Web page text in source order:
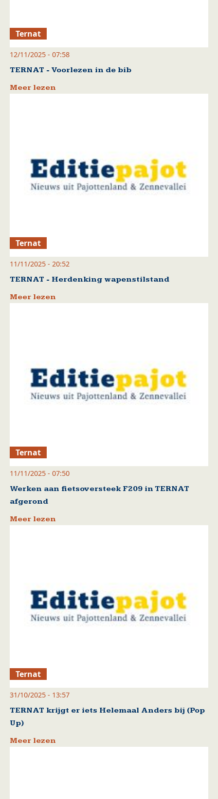
Ternat
12/11/2025 - 07:58
TERNAT - Voorlezen in de bib
Meer lezen
Ternat
11/11/2025 - 20:52
TERNAT - Herdenking wapenstilstand
Meer lezen
Ternat
11/11/2025 - 07:50
Werken aan fietsoversteek F209 in TERNAT
afgerond
Meer lezen
Ternat
31/10/2025 - 13:57
TERNAT krijgt er iets Helemaal Anders bij (Pop
Up)
Meer lezen